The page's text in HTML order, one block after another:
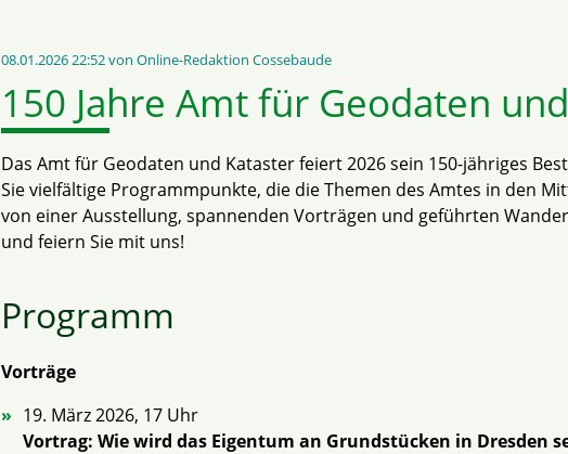
08.01.2026 22:52von Online-Redaktion Cossebaude
150 Jahre Amt für Geodaten
Das Amt für Geodaten und Kataster feiert 2026 sein 150-jähriges
Sie vielfältige Programmpunkte, die die Themen des Amtes in den
von einer Ausstellung, spannenden Vorträgen und geführten
und feiern Sie mit uns!
Programm
Vorträge
19. März 2026, 17 Uhr
Vortrag: Wie wird das Eigentum an Grundstücken in Dresden